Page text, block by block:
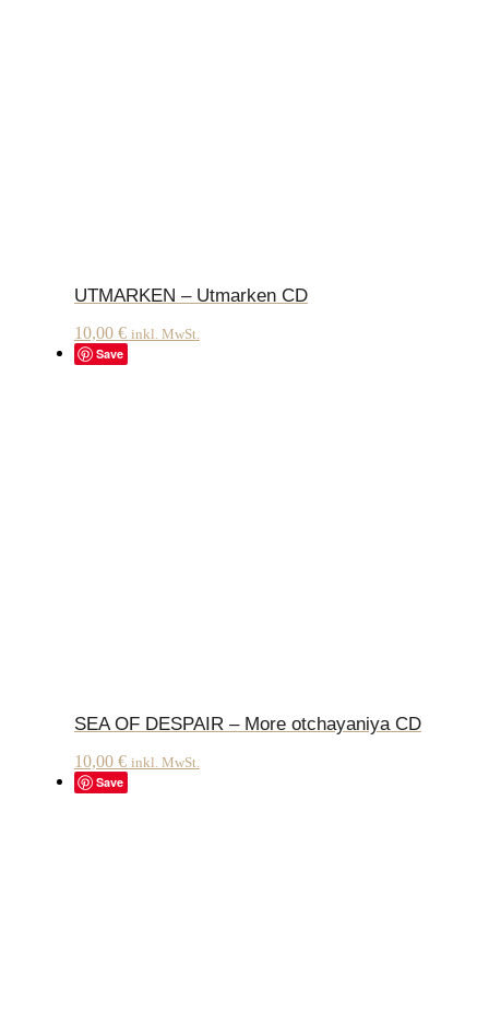
UTMARKEN – Utmarken CD
10,00 € inkl. MwSt.
Save
SEA OF DESPAIR – More otchayaniya CD
10,00 € inkl. MwSt.
Save